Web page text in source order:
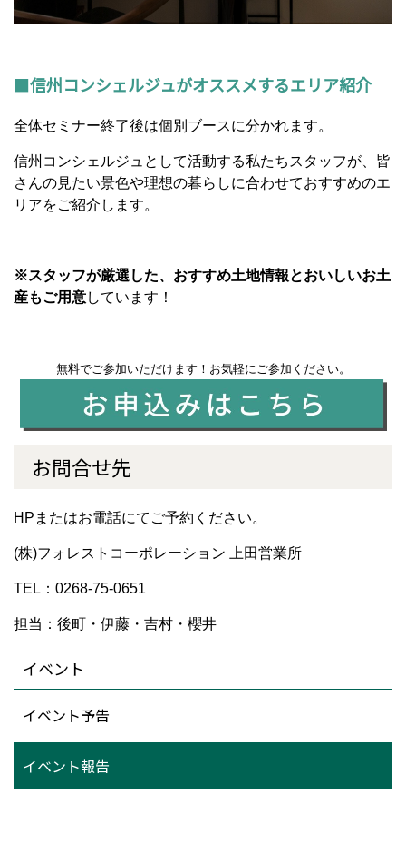
■信州コンシェルジュがオススメするエリア紹介
全体セミナー終了後は個別ブースに分かれます。
信州コンシェルジュとして活動する私たちスタッフが、皆
さんの見たい景色や理想の暮らしに合わせておすすめのエ
リアをご紹介します。
※スタッフが厳選した、おすすめ土地情報とおいしいお土
産もご用意しています！
無料でご参加いただけます！お気軽にご参加ください。
お問合せ先
HPまたはお電話にてご予約ください。
(株)フォレストコーポレーション 上田営業所
TEL：0268-75-0651
担当：後町・伊藤・吉村・櫻井
イベント
イベント予告
イベント報告